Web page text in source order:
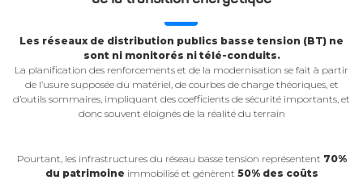
Les réseaux de distribution publics basse tension (BT) ne
sont ni monitorés ni télé-conduits.
La planification des renforcements et de la modernisation se fait à partir
de l’usure supposée du matériel, de courbes de charge théoriques, et
d’outils sommaires, impliquant des coefficients de sécurité importants, et
donc souvent éloignés de la réalité du terrain
Pourtant, les infrastructures du réseau basse tension représentent 70%
du patrimoine immobilisé et génèrent 50% des coûts